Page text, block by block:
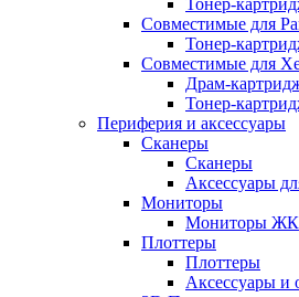
Тонер-
Совместимые для
Тонер-
Совместимые для
Драм-
Тонер-
Периферия и аксессуары
Сканеры
Сканеры
Аксессуары
Мониторы
Мониторы ЖК
Плоттеры
Плоттеры
Аксессуары и